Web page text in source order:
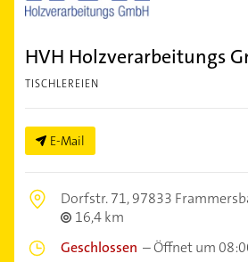
HVH Holzverarbeitungs
TISCHLEREIEN
E-Mail
Dorfstr. 71,97833
16,4 km
Geschlossen –Öffnet um